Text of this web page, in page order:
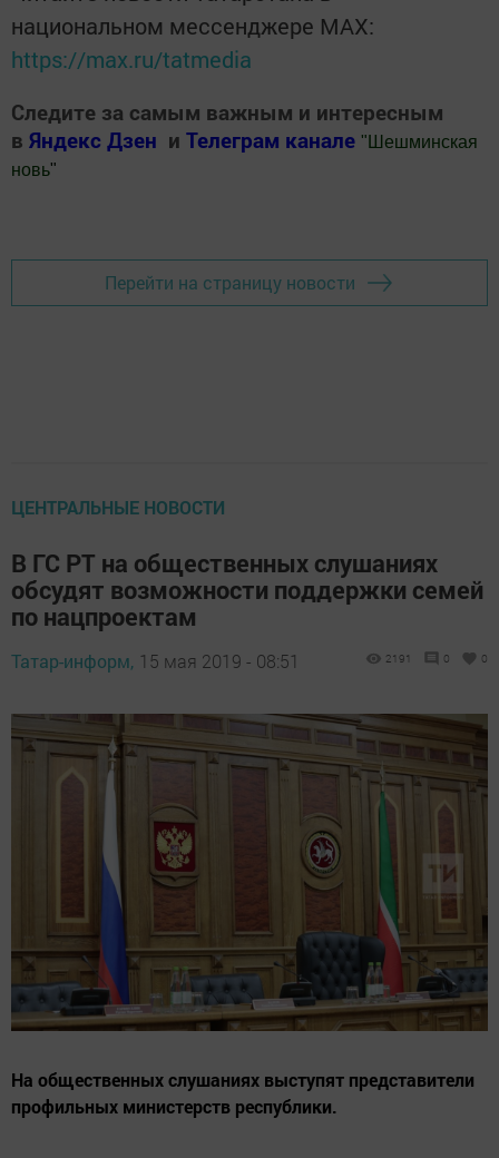
национальном мессенджере MАХ:
https://max.ru/tatmedia
Следите за самым важным и интересным
в Яндекс Дзен и Телеграм канале " Шешминская
новь"
Перейти на страницу новости
ЦЕНТРАЛЬНЫЕ НОВОСТИ
В ГС РТ на общественных слушаниях
обсудят возможности поддержки семей
по нацпроектам
Татар-информ, 15 мая 2019 - 08:51 2191 0 0
На общественных слушаниях выступят представители
профильных министерств республики.